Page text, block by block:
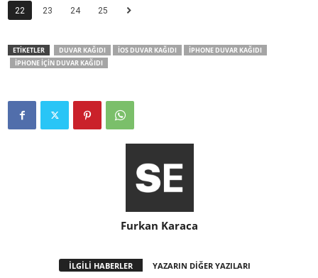
22
23 24 25
ETİKETLER DUVAR KAĞIDI IOS DUVAR KAĞIDI
IPHONE DUVAR KAĞIDI
IPHONE IÇIN DUVAR KAĞIDI
Furkan Karaca
İLGİLİ HABERLER YAZARIN DİĞER YAZILARI